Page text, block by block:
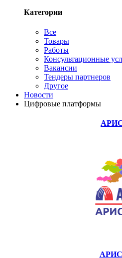
Категории
Все
Товары
Работы
Консультационные
Вакансии
Тендеры партнеров
Другое
Новости
Цифровые платформы